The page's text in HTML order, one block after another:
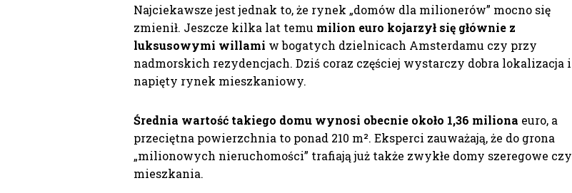
Najciekawsze jest jednak to, że rynek „domów dla milionerów” mocno się
zmienił. Jeszcze kilka lat temu milion euro kojarzył się głównie z
luksusowymi willami w bogatych dzielnicach Amsterdamu czy przy
nadmorskich rezydencjach. Dziś coraz częściej wystarczy dobra lokalizacja i
napięty rynek mieszkaniowy.
Średnia wartość takiego domu wynosi obecnie około 1,36 miliona euro, a
przeciętna powierzchnia to ponad 210 m². Eksperci zauważają, że do grona
„milionowych nieruchomości” trafiają już także zwykłe domy szeregowe czy
mieszkania.